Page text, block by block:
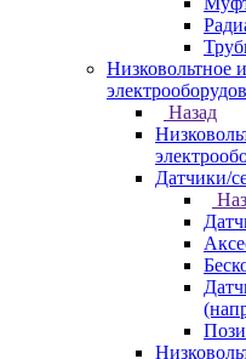
Низковольтное
Назад
Датчики/